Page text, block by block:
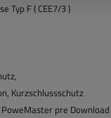
Typ F ( CEE7/3 )
Kurzschlussschutz
pre Download